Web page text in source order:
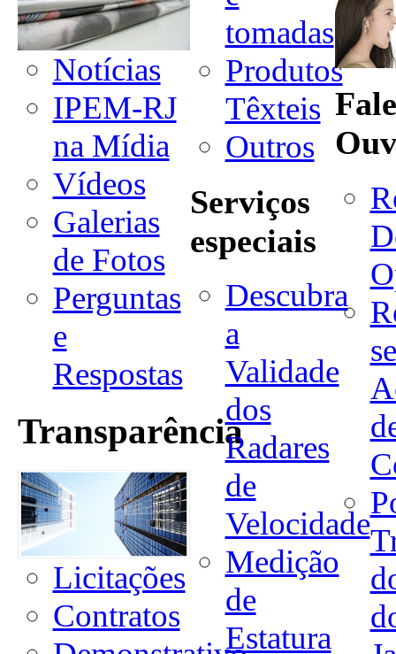
Notícias
IPEM-RJ
na Mídia
Vídeos
Galerias
de Fotos
Perguntas
e
Respostas
Transparência
Licitações
Contratos
tomadas
Produtos
Têxteis
Outros
Serviços
especiais
Descubra
a
Validade
dos
Radares
de
Velocidade
Medição
de
Estatura